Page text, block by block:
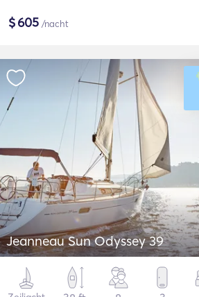
$605 /nacht
Jeanneau Sun Odyssey 39